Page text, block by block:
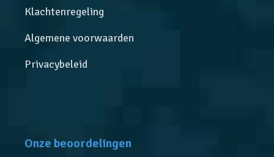
Klachtenregeling
Algemene voorwaarden
Privacybeleid
Onze beoordelingen